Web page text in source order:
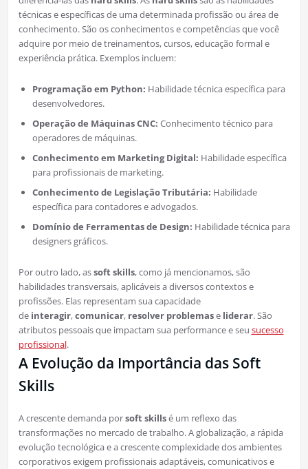
técnicas e específicas de uma determinada profissão ou área de
conhecimento. São os conhecimentos e competências que você
adquire por meio de treinamentos, cursos, educação formal e
experiência prática. Exemplos incluem:
Programação em Python: Habilidade técnica específica para
desenvolvedores.
Operação de Máquinas CNC: Conhecimento técnico para
operadores de máquinas.
Conhecimento em Marketing Digital: Habilidade específica
para profissionais de marketing.
Conhecimento de Legislação Tributária: Habilidade
específica para contadores e advogados.
Domínio de Ferramentas de Design: Habilidade técnica para
designers gráficos.
Por outro lado, assoft skills, como já mencionamos, são
habilidades transversais, aplicáveis a diversos contextos e
profissões. Elas representam sua capacidade
de interagir,comunicar, resolver problemase liderar. São
atributos pessoais que impactam sua performance e seu sucesso
profissional.
A Evolução da Importância das Soft
Skills
A crescente demanda porsoft skillsé um reflexo das
transformações no mercado de trabalho. A globalização, a rápida
evolução tecnológica e a crescente complexidade dos ambientes
corporativos exigem profissionais adaptáveis, comunicativos e